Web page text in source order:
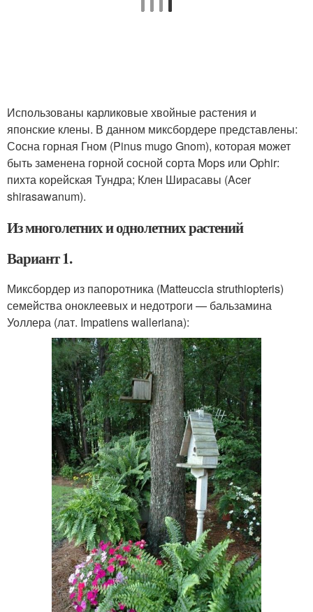
Использованы карликовые хвойные растения и
японские клены. В данном миксбордере представлены:
Сосна горная Гном (Pinus mugo Gnom), которая может
быть заменена горной сосной сорта Mops или Ophir:
пихта корейская Тундра; Клен Ширасавы (Acer
shirasawanum).
Из многолетних и однолетних растений
Вариант 1.
Миксбордер из папоротника (Matteuccia struthiopteris)
семейства оноклеевых и недотроги — бальзамина
Уоллера (лат. Impatiens walleriana):